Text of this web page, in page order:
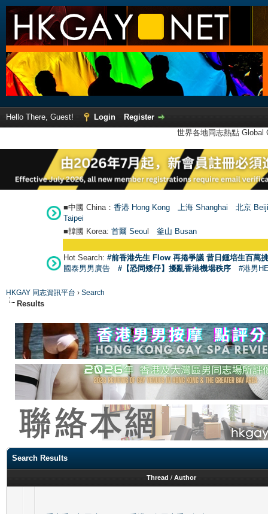
Hello There, Guest! Login
Register
世界各地同志熱點
■中國 China： 香港 Hong Kong 上海 Shanghai
北京
Taipei
■韓國 Korea: 首爾 Seoul 釜山 Busan
Hot Search: #前香港先生 Flow 再捲爭議 昔日鍾培生百萬
國泰男男廣告
#【恐同矮仔】擾亂香港機場秩序 #港男
HKGAY 同志資訊平台 › Search
Results
Search Results
Thread / Author